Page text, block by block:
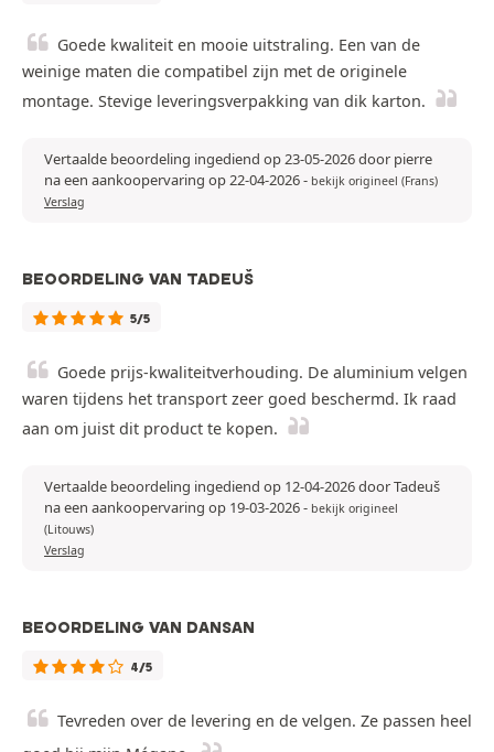
Goede kwaliteit en mooie uitstraling. Een van de
weinige maten die compatibel zijn met de originele
montage. Stevige leveringsverpakking van dik karton.
Vertaalde beoordeling ingediend op 23-05-2026 door pierre
na een aankoopervaring op 22-04-2026- bekijk origineel (Frans)
Verslag
BEOORDELING VAN TADEUŠ
5/5
Goede prijs-kwaliteitverhouding. De aluminium velgen
waren tijdens het transport zeer goed beschermd. Ik raad
aan om juist dit product te kopen.
Vertaalde beoordeling ingediend op 12-04-2026 door Tadeuš
na een aankoopervaring op 19-03-2026- bekijk origineel
(Litouws)
Verslag
BEOORDELING VAN DANSAN
4/5
Tevreden over de levering en de velgen. Ze passen heel